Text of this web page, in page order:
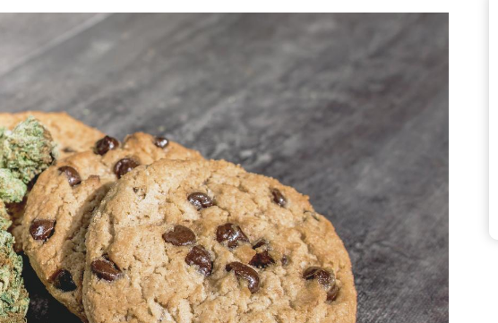
Cerveau : le mystère de la
"madeleine de Proust"
enfin expliqué
Intolérance au gluten : les
nouvelles
recommandations de la
HAS
d'été : quel impact sur le
sommeil ?
Grossesse : ces polluants
pourraient influencer le
poids des enfants